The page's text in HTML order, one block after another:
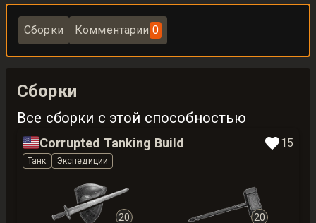
Сборки Комментарии 0
Сборки
Все сборки с этой способностью
🇺🇸Corrupted Tanking Build 15
Танк Экспедиции
20 20